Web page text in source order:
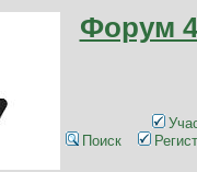
Форум
Поиск